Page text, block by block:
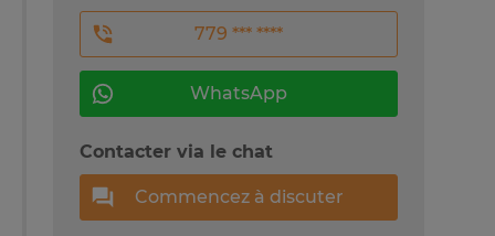
779 *** ****
WhatsApp
Contacter via le chat
Commencez à discuter